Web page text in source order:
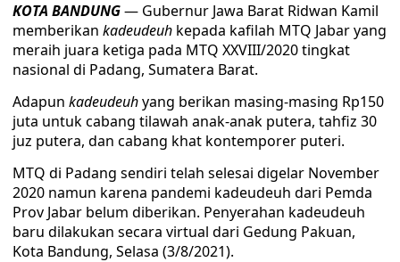
KOTA BANDUNG— Gubernur Jawa Barat Ridwan Kamil
memberikan kadeudeuh kepada kafilah MTQ Jabar yang
meraih juara ketiga pada MTQ XXVIII/2020 tingkat
nasional di Padang, Sumatera Barat.
Adapun kadeudeuhyang berikan masing-masing Rp150
juta untuk cabang tilawah anak-anak putera, tahfiz 30
juz putera, dan cabang khat kontemporer puteri.
MTQ di Padang sendiri telah selesai digelar November
2020 namun karena pandemi kadeudeuh dari Pemda
Prov Jabar belum diberikan. Penyerahan kadeudeuh
baru dilakukan secara virtual dari Gedung Pakuan,
Kota Bandung, Selasa (3/8/2021).